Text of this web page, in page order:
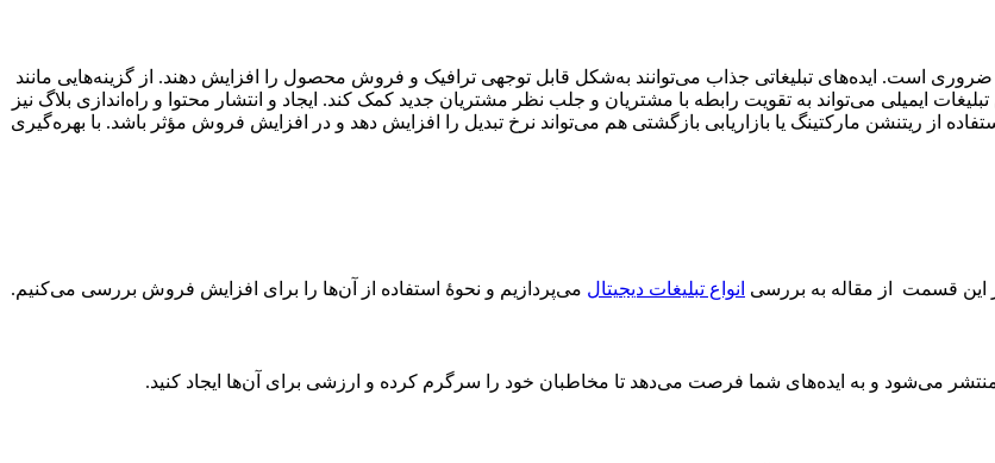
ضروری است. ایده‌های تبلیغاتی جذاب می‌توانند به‌شکل قابل‌ توجهی ترافیک و فروش محصول را افزایش دهند. از گزینه‌هایی مانند
ایمیلی می‌تواند به تقویت رابطه با مشتریان و جلب نظر مشتریان جدید کمک کند. ایجاد و انتشار محتوا و راه‌اندازی بلاگ نیز
از ریتنشن مارکتینگ یا بازاریابی بازگشتی هم می‌تواند نرخ تبدیل را افزایش دهد و در افزایش فروش مؤثر باشد. با بهره‌گیری
این قسمت از مقاله به بررسی انواع تبلیغات دیجیتال می‌پردازیم و نحوۀ استفاده از آن‌ها را برای افزایش فروش بررسی می‌کنیم.
منتشر‌ می‌شود ‌و به ایده‌های شما فرصت می‌دهد تا مخاطبان خود را سرگرم کرده و ارزشی برای آن‌ها ایجاد کنید.